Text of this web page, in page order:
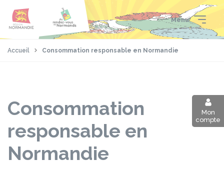
contenu
pied
Menu
Mon
compte
Accueil Consommation responsable en Normandie
Consommation
responsable en
Normandie
Panneau de gestion des cookies